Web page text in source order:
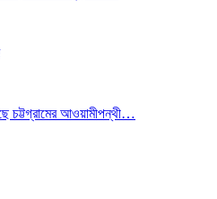
চট্টগ্রামের আওয়ামীপন্থী…